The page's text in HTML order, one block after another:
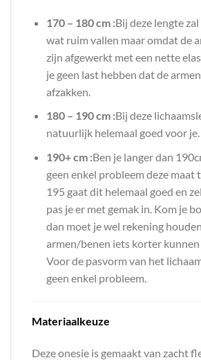
170 – 180 cm :Bij deze lengte
wat ruim vallen maar omdat de
zijn afgewerkt met een nette
je geen last hebben dat de
afzakken.
180 – 190 cm :Bij deze
natuurlijk helemaal goed voor je.
190+ cm :Ben je langer dan
geen enkel probleem deze maat
195 gaat dit helemaal goed en
pas je er met gemak in. Kom je
dan moet je wel rekening
armen/benen iets korter kunnen
Voor de pasvorm van het
geen enkel probleem.
Materiaalkeuze
Deze onesie is gemaakt van zacht